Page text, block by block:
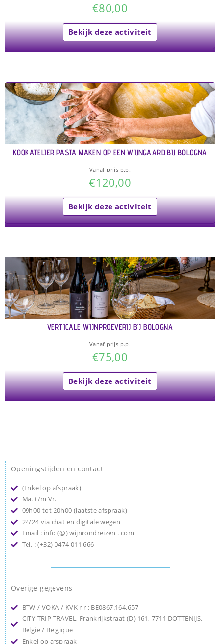
€80,00
Bekijk deze activiteit
KOOKATELIER PASTA MAKEN OP EEN WIJNGAARD BIJ BOLOGNA
Vanaf prijs p.p.
€120,00
Bekijk deze activiteit
VERTICALE WIJNPROEVERIJ BIJ BOLOGNA
Vanaf prijs p.p.
€75,00
Bekijk deze activiteit
Openingstijden en contact
(Enkel op afspraak)
Ma. t/m Vr.
09h00 tot 20h00 (laatste afspraak)
24/24 via chat en digitale wegen
Email : info (@) wijnrondreizen . com
Tel. : (+32) 0474 011 666
Overige gegevens
BTW / VOKA / KVK nr : BE0867.164.657
CITY TRIP TRAVEL, Frankrijkstraat (D) 161, 7711 DOTTENIJS,
België / Belgique
Enkel op afspraak